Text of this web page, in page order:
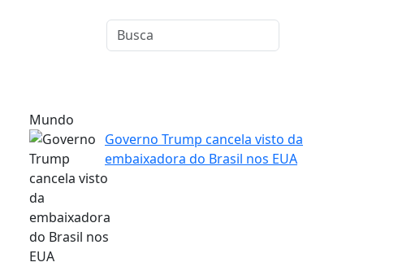
Mundo
Governo Trump cancela visto da
embaixadora do Brasil nos EUA